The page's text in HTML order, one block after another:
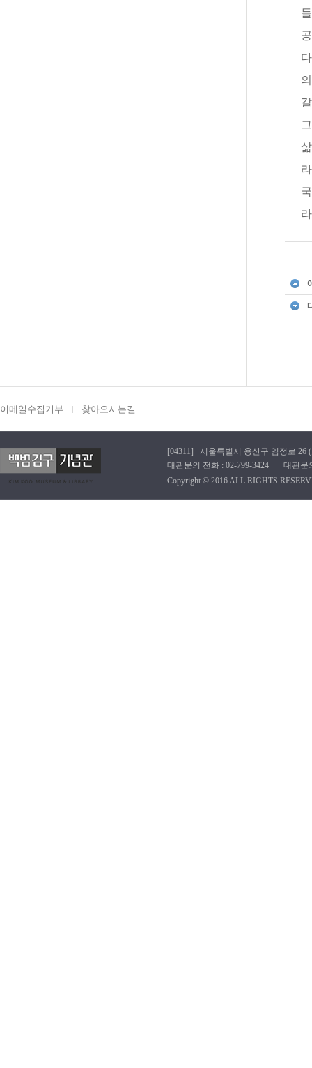
다
이메일수집거부 찾아오시는길
[04311] 서울특별시 용산구 임정로
대관문의 전화 : 02-799-3424 대관문
Copyright © 2016 ALL RIGHTS